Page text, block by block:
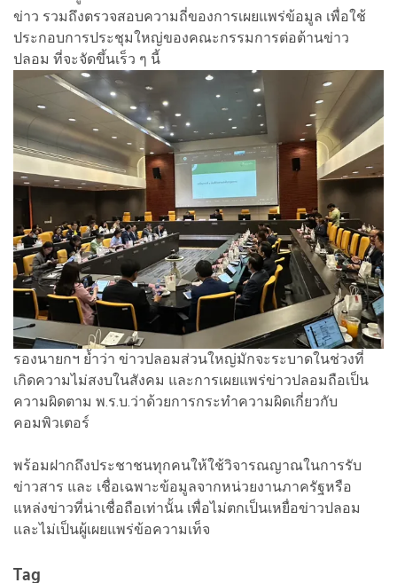
ข่าว รวมถึงตรวจสอบความถี่ของการเผยแพร่ข้อมูล เพื่อใช้
ประกอบการประชุมใหญ่ของคณะกรรมการต่อต้านข่าว
ปลอม ที่จะจัดขึ้นเร็ว ๆ นี้
รองนายกฯ ย้ำว่า ข่าวปลอมส่วนใหญ่มักจะระบาดในช่วงที่
เกิดความไม่สงบในสังคม และการเผยแพร่ข่าวปลอมถือเป็น
ความผิดตาม พ.ร.บ.ว่าด้วยการกระทำความผิดเกี่ยวกับ
คอมพิวเตอร์
พร้อมฝากถึงประชาชนทุกคนให้ใช้วิจารณญาณในการรับ
ข่าวสาร และ เชื่อเฉพาะข้อมูลจากหน่วยงานภาครัฐหรือ
แหล่งข่าวที่น่าเชื่อถือเท่านั้น เพื่อไม่ตกเป็นเหยื่อข่าวปลอม
และไม่เป็นผู้เผยแพร่ข้อความเท็จ
Tag